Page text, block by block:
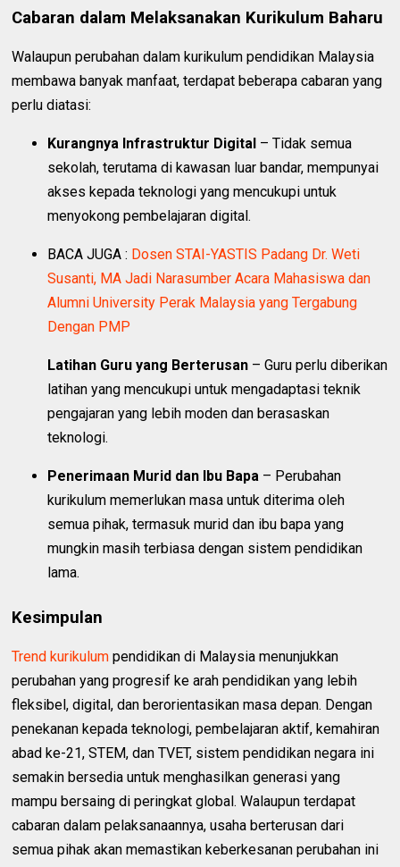
Cabaran dalam Melaksanakan Kurikulum Baharu
Walaupun perubahan dalam kurikulum pendidikan Malaysia
membawa banyak manfaat, terdapat beberapa cabaran yang
perlu diatasi:
Kurangnya Infrastruktur Digital – Tidak semua
sekolah, terutama di kawasan luar bandar, mempunyai
akses kepada teknologi yang mencukupi untuk
menyokong pembelajaran digital.
BACA JUGA : Dosen STAI-YASTIS Padang Dr. Weti
Susanti, MA Jadi Narasumber Acara Mahasiswa dan
Alumni University Perak Malaysia yang Tergabung
Dengan PMP
Latihan Guru yang Berterusan – Guru perlu diberikan
latihan yang mencukupi untuk mengadaptasi teknik
pengajaran yang lebih moden dan berasaskan
teknologi.
Penerimaan Murid dan Ibu Bapa – Perubahan
kurikulum memerlukan masa untuk diterima oleh
semua pihak, termasuk murid dan ibu bapa yang
mungkin masih terbiasa dengan sistem pendidikan
lama.
Kesimpulan
Trend kurikulum pendidikan di Malaysia menunjukkan
perubahan yang progresif ke arah pendidikan yang lebih
fleksibel, digital, dan berorientasikan masa depan. Dengan
penekanan kepada teknologi, pembelajaran aktif, kemahiran
abad ke-21, STEM, dan TVET, sistem pendidikan negara ini
semakin bersedia untuk menghasilkan generasi yang
mampu bersaing di peringkat global. Walaupun terdapat
cabaran dalam pelaksanaannya, usaha berterusan dari
semua pihak akan memastikan keberkesanan perubahan ini